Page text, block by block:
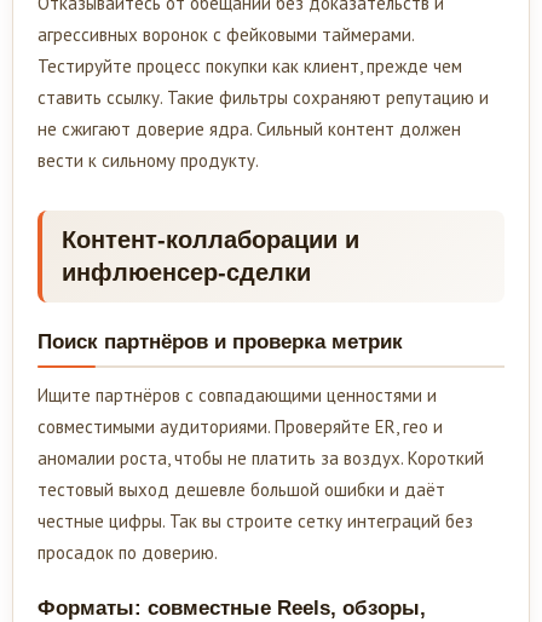
агрессивных воронок с фейковыми таймерами.
Тестируйте процесс покупки как клиент, прежде чем
ставить ссылку. Такие фильтры сохраняют репутацию и
не сжигают доверие ядра. Сильный контент должен
вести к сильному продукту.
Контент-коллаборации и
инфлюенсер-сделки
Поиск партнёров и проверка метрик
Ищите партнёров с совпадающими ценностями и
совместимыми аудиториями. Проверяйте ER, гео и
аномалии роста, чтобы не платить за воздух. Короткий
тестовый выход дешевле большой ошибки и даёт
честные цифры. Так вы строите сетку интеграций без
просадок по доверию.
Форматы: совместные Reels, обзоры,